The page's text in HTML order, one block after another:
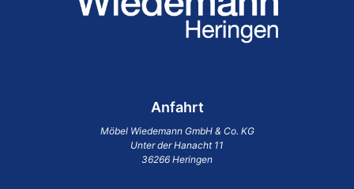
Anfahrt
Möbel Wiedemann GmbH & Co. KG
Unter der Hanacht 11
36266 Heringen